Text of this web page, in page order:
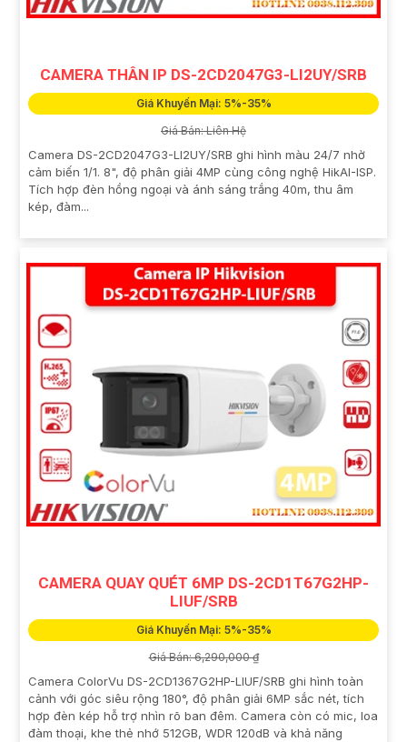
CAMERA THÂN IP DS-2CD2047G3-LI2UY/SRB
Giá Khuyến Mại: 5%-35%
Giá Bán: Liên Hệ
Camera DS-2CD2047G3-LI2UY/SRB ghi hình màu 24/7 nhờ
cảm biến 1/1. 8", độ phân giải 4MP cùng công nghệ HikAI-ISP.
Tích hợp đèn hồng ngoại và ánh sáng trắng 40m, thu âm
kép, đàm...
CAMERA QUAY QUÉT 6MP DS-2CD1T67G2HP-
LIUF/SRB
Giá Khuyến Mại: 5%-35%
Giá Bán: 6,290,000 ₫
Camera ColorVu DS-2CD1367G2HP-LIUF/SRB ghi hình toàn
cảnh với góc siêu rộng 180°, độ phân giải 6MP sắc nét, tích
hợp đèn kép hỗ trợ nhìn rõ ban đêm. Camera còn có mic, loa
đàm thoại, khe thẻ nhớ 512GB, WDR 120dB và khả năng